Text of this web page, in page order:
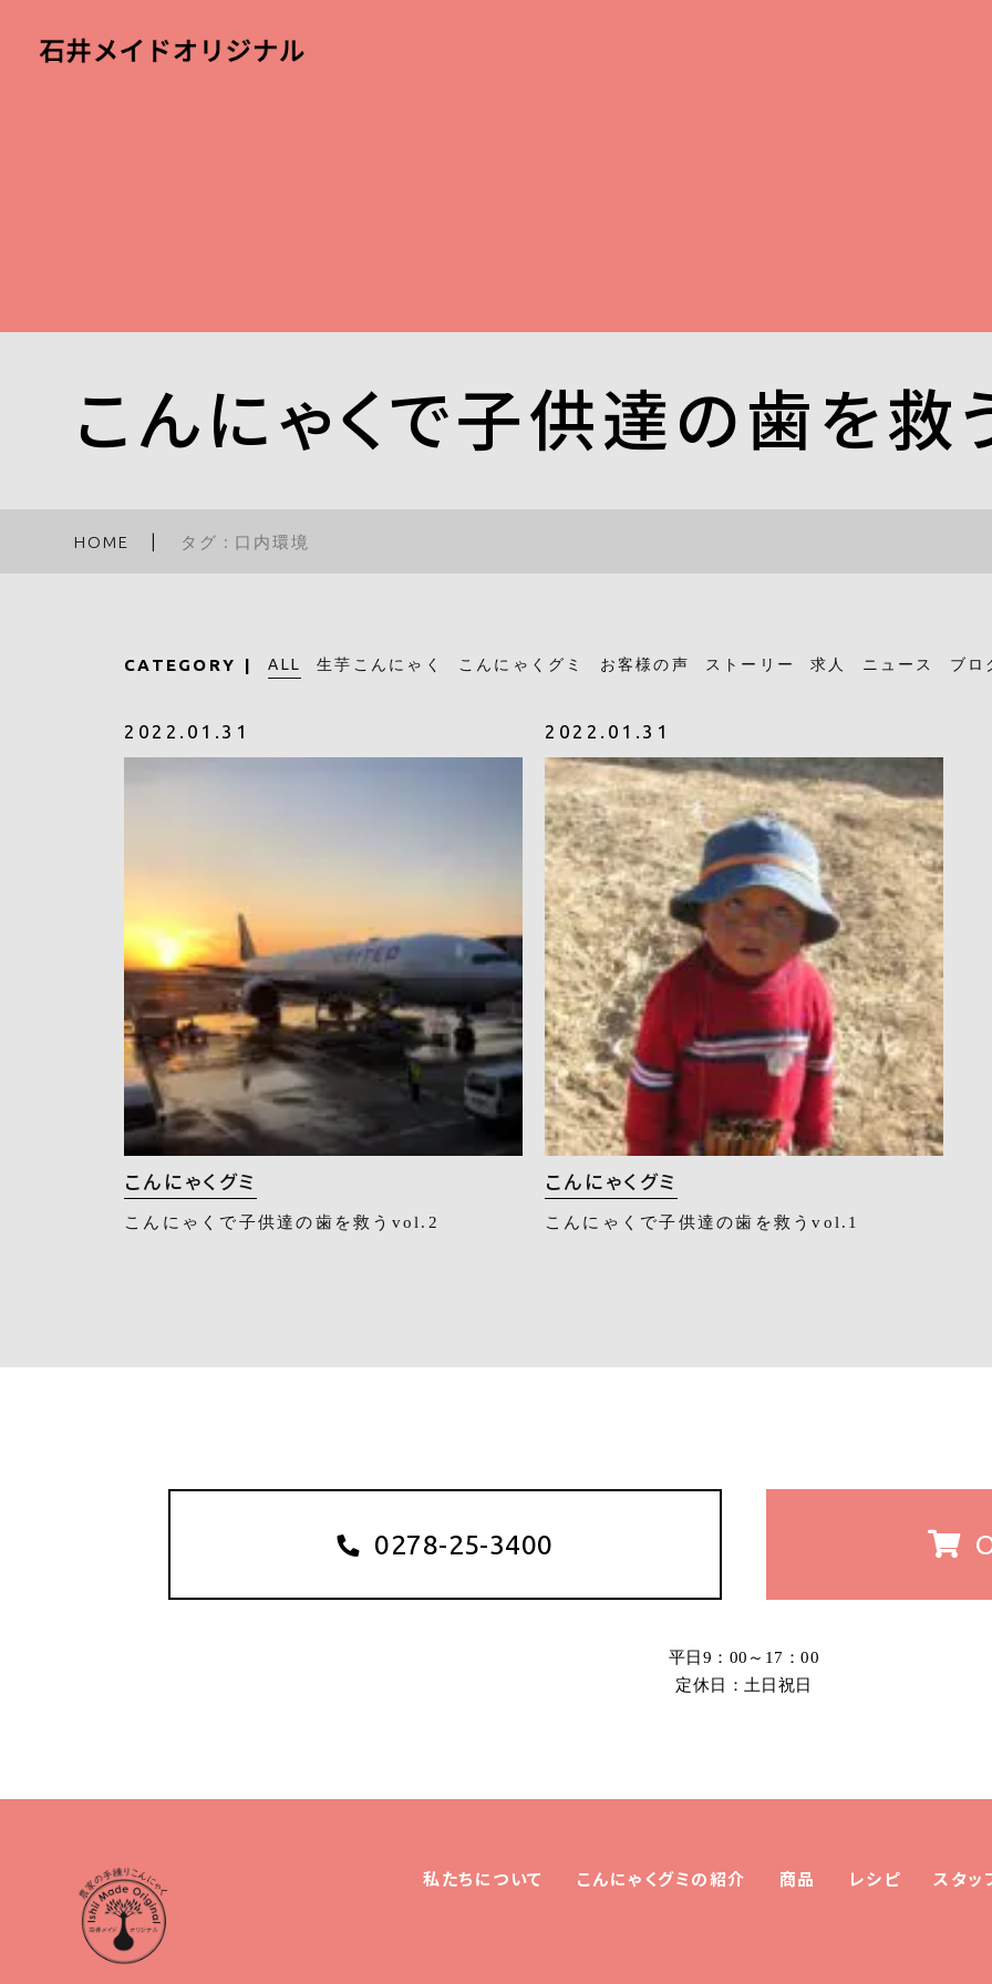
こんにゃくで子供達の歯を救
HOME タグ : 口内環境
CATEGORY ALL 生芋こんにゃく こんにゃくグミ お客様の声 ストーリー 求人 ニュース ブロ
2022.01.31
こんにゃくグミ
こんにゃくで子供達の歯を救うvol.2
2022.01.31
こんにゃくグミ
こんにゃくで子供達の歯を救うvol.1
0278-25-3400
平日9：00～17：00
定休日：土日祝日
私たちについて こんにゃくグミの紹介 商品 レシピ スタッ